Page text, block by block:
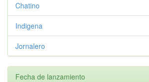
Chatino
Indigena
Jornalero
Fecha de lanzamiento